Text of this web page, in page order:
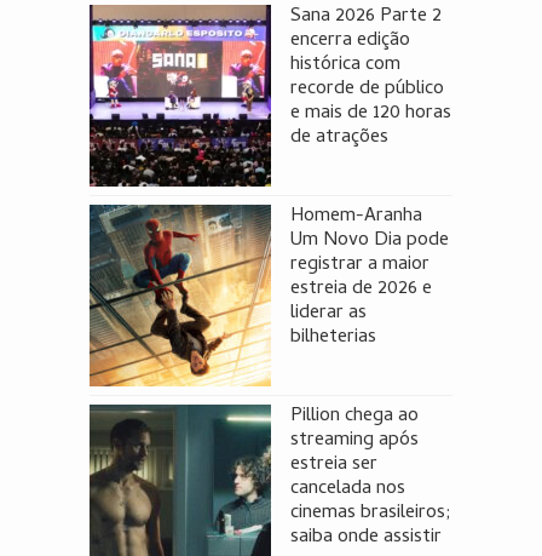
Sana 2026 Parte 2
encerra edição
histórica com
recorde de público
e mais de 120 horas
de atrações
Homem-Aranha
Um Novo Dia pode
registrar a maior
estreia de 2026 e
liderar as
bilheterias
Pillion chega ao
streaming após
estreia ser
cancelada nos
cinemas brasileiros;
saiba onde assistir